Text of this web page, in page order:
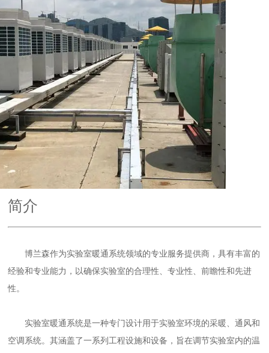
简介
博兰森作为实验室暖通系统领域的专业服务提供商，具有丰富的
经验和专业能力 ， 以确保实验室的合理性、专业性、前瞻性和先进
性。
实验室暖通系统是一种专门设计用于实验室环境的采暖、通风和
空调系统。其涵盖了一系列工程设施和设备，旨在调节实验室内的温